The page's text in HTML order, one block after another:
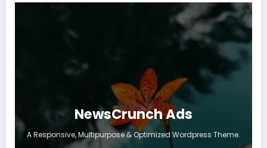
NewsCrunch Ads
A Responsive, Multipurpose & Optimized Wordpress Theme.